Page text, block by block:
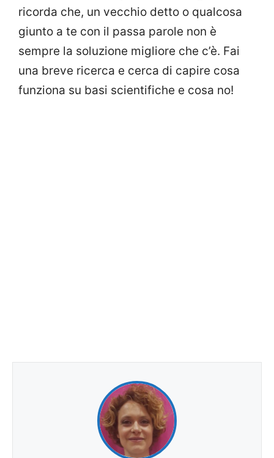
ricorda che, un vecchio detto o qualcosa
giunto a te con il passa parole non è
sempre la soluzione migliore che c’è. Fai
una breve ricerca e cerca di capire cosa
funziona su basi scientifiche e cosa no!